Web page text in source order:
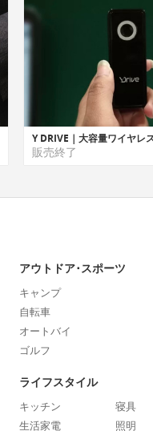
販売終了
アウトドア･スポーツ
キャンプ
自転車
オートバイ
ゴルフ
ライフスタイル
キッチン
生活家電
寝具
照明